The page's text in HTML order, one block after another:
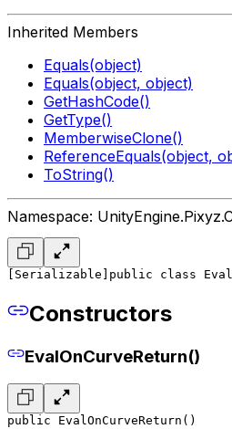
Inherited Members
Equals(object)
Equals(object, object)
GetHashCode()
GetType()
MemberwiseClone()
ReferenceEquals(object,
ToString()
Namespace:
[Serializable] public class
Constructors
EvalOnCurveReturn()
public EvalOnCurveReturn()